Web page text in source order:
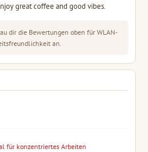
great coffee and good vibes.
dir die Bewertungen oben für WLAN-
an.
für konzentriertes Arbeiten